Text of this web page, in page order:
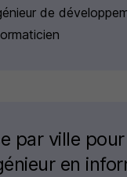
de
par ville
en